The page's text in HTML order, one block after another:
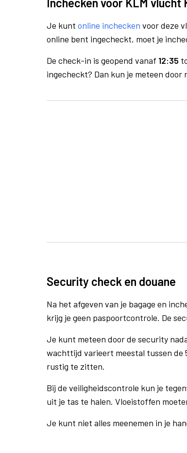
Je kunt online inchecken voor deze
online bent ingecheckt, moet je
De check-in is geopend vanaf 12:35
ingecheckt? Dan kun je meteen door
Security check en douane
Na het afgeven van je bagage en
krijg je geen paspoortcontrole. De
Je kunt meteen door de security
wachttijd varieert meestal tussen de
rustig te zitten.
Bij de veiligheidscontrole kun je
uit je tas te halen. Vloeistoffen
Je kunt niet alles meenemen in je